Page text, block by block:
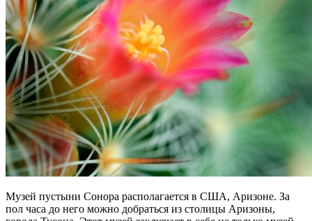
Музей пустыни Сонора располагается в США, Аризоне. За
пол часа до него можно добраться из столицы Аризоны,